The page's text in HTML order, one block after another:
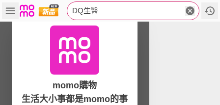
DQ生醫
momo購物
生活大小事都是momo的事